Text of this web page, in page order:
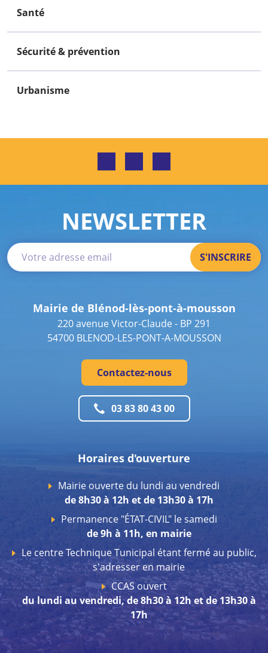
Santé
Sécurité & prévention
Urbanisme
NEWSLETTER
Mairie de Blénod-lès-pont-à-mousson
220 avenue Victor-Claude - BP 291
54700 BLENOD-LES-PONT-A-MOUSSON
Contactez-nous
03 83 80 43 00
Horaires d'ouverture
Mairie ouverte du lundi au vendredi
de 8h30 à 12h et de 13h30 à 17h
Permanence "ÉTAT-CIVIL" le samedi
de 9h à 11h, en mairie
Le centre Technique Tunicipal étant fermé au public,
s'adresser en mairie
CCAS ouvert
du lundi au vendredi, de 8h30 à 12h et de 13h30 à
17h